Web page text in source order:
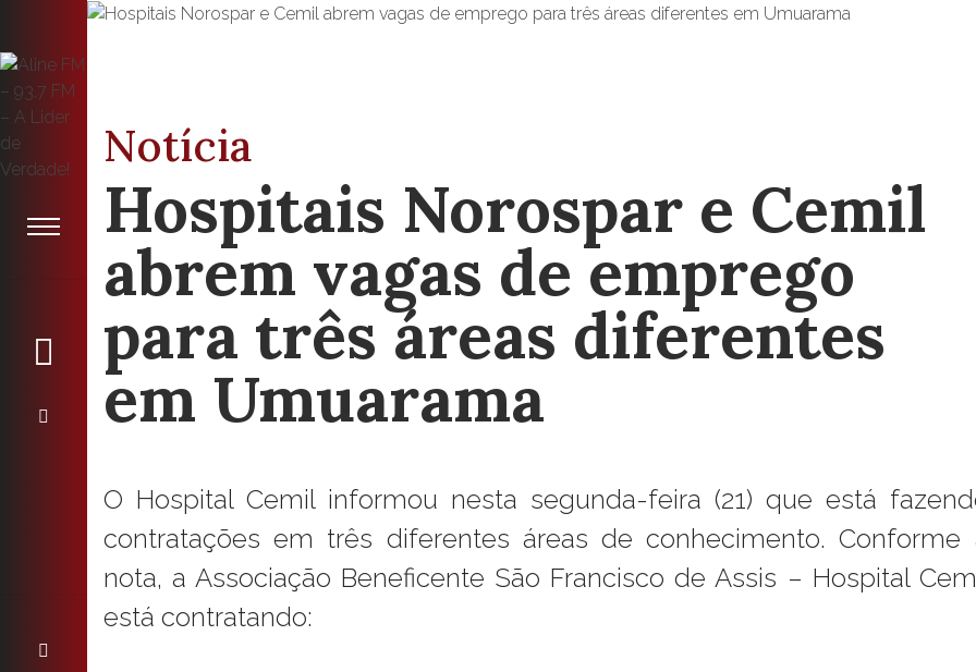
Notícia
Hospitais Norospar e Cemil
abrem vagas de emprego
para três áreas diferentes
em Umuarama
O Hospital Cemil informou nesta segunda-feira (21) que está
contratações em três diferentes áreas de conhecimento. Conforme
nota, a Associação Beneficente São Francisco de Assis – Hospital
está contratando: